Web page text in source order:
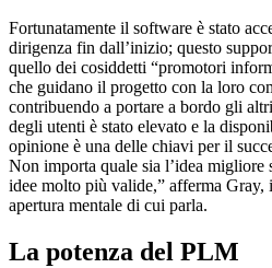
Fortunatamente il software è stato
dirigenza fin dall’inizio; questo
quello dei cosiddetti “promotori
che guidano il progetto con la loro
contribuendo a portare a bordo gli
degli utenti è stato elevato e la
opinione è una delle chiavi per il
Non importa quale sia l’idea migliore
idee molto più valide,” afferma Gray,
apertura mentale di cui parla.
La potenza del PLM